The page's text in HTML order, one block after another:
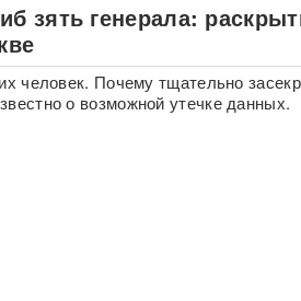
зять генерала:
человек. Почему тщательно
о возможной утечке данных.